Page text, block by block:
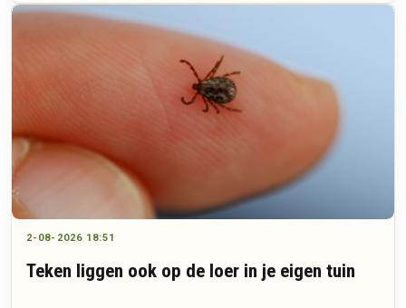
2-08-2026 18:51
Teken liggen ook op de loer in je eigen tuin